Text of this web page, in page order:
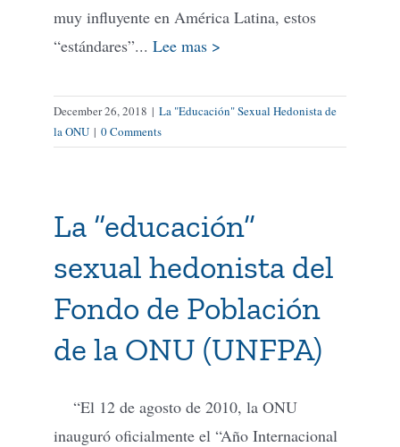
muy influyente en América Latina, estos
“estándares”... Lee mas >
December 26, 2018 | La "Educación" Sexual Hedonista de
la ONU | 0 Comments
La “educación”
sexual hedonista del
Fondo de Población
de la ONU (UNFPA)
“El 12 de agosto de 2010, la ONU
inauguró oficialmente el “Año Internacional